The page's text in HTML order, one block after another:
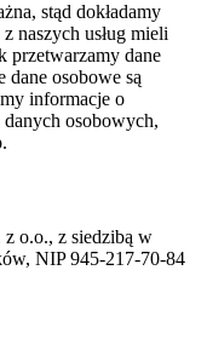
stąd dokładamy
naszych usług mieli
przetwarzamy dane
dane osobowe są
informacje o
danych osobowych,
o.o., z siedzibą w
NIP 945-217-70-84